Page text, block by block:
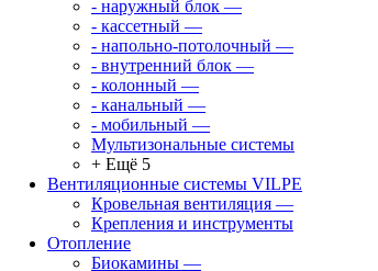
- наружный блок —
- кассетный —
- напольно-потолочный —
- внутренний блок —
- колонный —
- канальный —
- мобильный —
Мультизональные системы
+ Ещё 5
Вентиляционные системы VILPE
Кровельная вентиляция —
Крепления и инструменты
Отопление
Биокамины —